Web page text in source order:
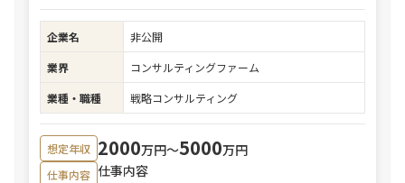
企業名
非公開
業界
コンサルティングファーム
業種・職種
戦略コンサルティング
想定年収 2000万円〜5000万円
仕事内容 仕事内容